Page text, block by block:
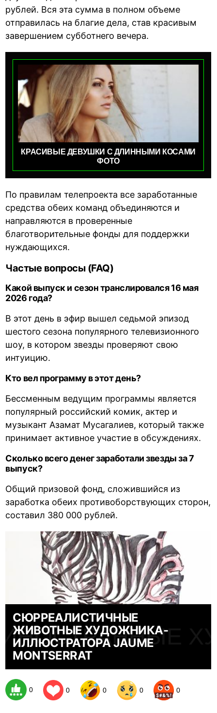
рублей. Вся эта сумма в полном объеме
отправилась на благие дела, став красивым
завершением субботнего вечера.
КРАСИВЫЕ ДЕВУШКИ С ДЛИННЫМИ КОСАМИ
ФОТО
По правилам телепроекта все заработанные
средства обеих команд объединяются и
направляются в проверенные
благотворительные фонды для поддержки
нуждающихся.
Частые вопросы (FAQ)
Какой выпуск и сезон транслировался 16 мая
2026 года?
В этот день в эфир вышел седьмой эпизод
шестого сезона популярного телевизионного
шоу, в котором звезды проверяют свою
интуицию.
Кто вел программу в этот день?
Бессменным ведущим программы является
популярный российский комик, актер и
музыкант Азамат Мусагалиев, который также
принимает активное участие в обсуждениях.
Сколько всего денег заработали звезды за 7
выпуск?
Общий призовой фонд, сложившийся из
заработка обеих противоборствующих сторон,
составил 380 000 рублей.
ИНОСТРАННЫЕ
СЮРРЕАЛИСТИЧНЫЕ
ЖИВОТНЫЕ ХУДОЖНИКА-
ИЛЛЮСТРАТОРА JAUME
MONTSERRAT
0 0 0 0 0